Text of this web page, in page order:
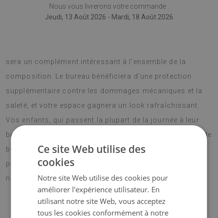
Nous vous livrerons votre commande :
Jeudi, 13 Août 2026 - Mardi, 18 Août 2026
sera un complément intéressant à l'ensemble de la
composition. Le bureau bénéficiera d'une protection
supplémentaire contre les dommages mécaniques et la
saleté, et votre espace gagnera un look rafraîchissant.
Vos enfants, qui passent la plupart de la journée à leur
bureau devant l'ordinateur, vont surement adorer Tapis de
bureau Grues de vol. Choisissez votre design préféré et
profitez de votre nouvel accessoire pendant pendant de
nombreuses années.
Ce site Web utilise des
cookies
Notre site Web utilise des cookies pour
améliorer l'expérience utilisateur. En
utilisant notre site Web, vous acceptez
tous les cookies conformément à notre